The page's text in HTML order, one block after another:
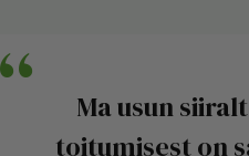
Ma usun
toitumisest on